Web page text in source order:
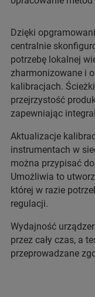
Dzięki
centralnie
potrzebę lokalnej
zharmonizowane i
kalibracjach.
przejrzystość
zapewniając
Aktualizacje
instrumentach w
można przypisać
Umożliwia to
której w razie
regulacji.
Wydajność
przez cały czas, a
przeprowadzane